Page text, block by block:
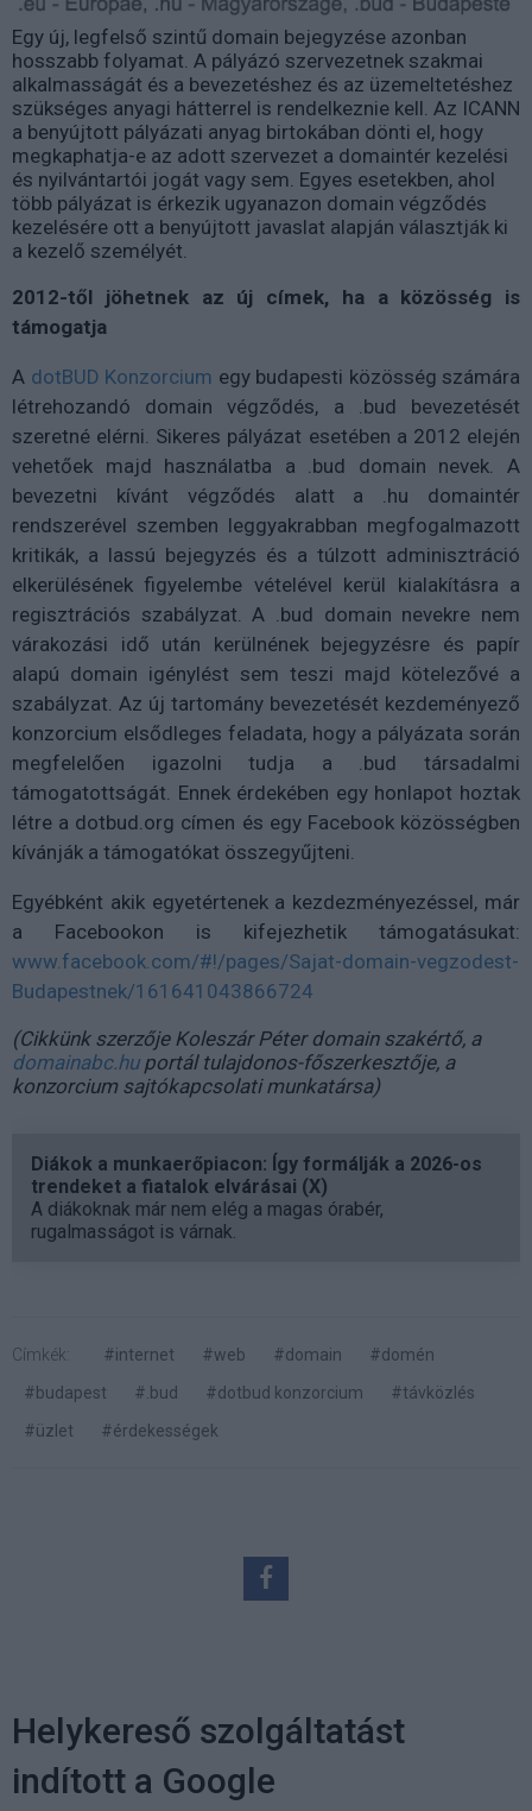
Egy új, legfelső szintű domain bejegyzése azonban
hosszabb folyamat. A pályázó szervezetnek szakmai
alkalmasságát és a bevezetéshez és az üzemeltetéshez
szükséges anyagi hátterrel is rendelkeznie kell. Az ICANN
a benyújtott pályázati anyag birtokában dönti el, hogy
megkaphatja-e az adott szervezet a domaintér kezelési
és nyilvántartói jogát vagy sem. Egyes esetekben, ahol
több pályázat is érkezik ugyanazon domain végződés
kezelésére ott a benyújtott javaslat alapján választják ki
a kezelő személyét.
2012-től jöhetnek az új címek, ha a közösség is
támogatja
A dotBUD Konzorcium egy budapesti közösség számára
létrehozandó domain végződés, a .bud bevezetését
szeretné elérni. Sikeres pályázat esetében a 2012 elején
vehetőek majd használatba a .bud domain nevek. A
bevezetni kívánt végződés alatt a .hu domaintér
rendszerével szemben leggyakrabban megfogalmazott
kritikák, a lassú bejegyzés és a túlzott adminisztráció
elkerülésének figyelembe vételével kerül kialakításra a
regisztrációs szabályzat. A .bud domain nevekre nem
várakozási idő után kerülnének bejegyzésre és papír
alapú domain igénylést sem teszi majd kötelezővé a
szabályzat. Az új tartomány bevezetését kezdeményező
konzorcium elsődleges feladata, hogy a pályázata során
megfelelően igazolni tudja a .bud társadalmi
támogatottságát. Ennek érdekében egy honlapot hoztak
létre a dotbud.org címen és egy Facebook közösségben
kívánják a támogatókat összegyűjteni.
Egyébként akik egyetértenek a kezdezményezéssel, már
a Facebookon is kifejezhetik támogatásukat:
www.facebook.com/#!/pages/Sajat-domain-vegzodest-
Budapestnek/161641043866724
(Cikkünk szerzője Koleszár Péter domain szakértő, a
domainabc.huportál tulajdonos-főszerkesztője, a
konzorcium sajtókapcsolati munkatársa)
Diákok a munkaerőpiacon: Így formálják a 2026-os
trendeket a fiatalok elvárásai (X)
A diákoknak már nem elég a magas órabér,
rugalmasságot is várnak.
Címkék: #internet #web #domain
#domén
#budapest
#.bud #dotbud konzorcium
#távközlés
#üzlet
#érdekességek
Helykereső szolgáltatást
indított a Google